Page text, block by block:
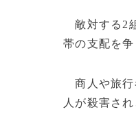
敵対する2
帯の支配を
商人や旅行
人が殺害さ